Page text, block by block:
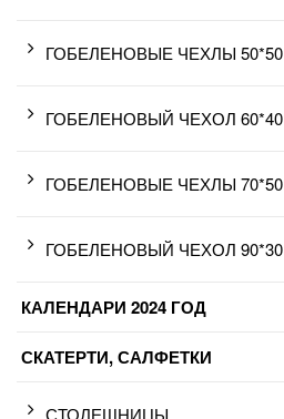
ГОБЕЛЕНОВЫЕ ЧЕХЛЫ 50*50
ГОБЕЛЕНОВЫЙ ЧЕХОЛ 60*40
ГОБЕЛЕНОВЫЕ ЧЕХЛЫ 70*50
ГОБЕЛЕНОВЫЙ ЧЕХОЛ 90*30
КАЛЕНДАРИ 2024 ГОД
СКАТЕРТИ, САЛФЕТКИ
СТОЛЕШНИЦЫ